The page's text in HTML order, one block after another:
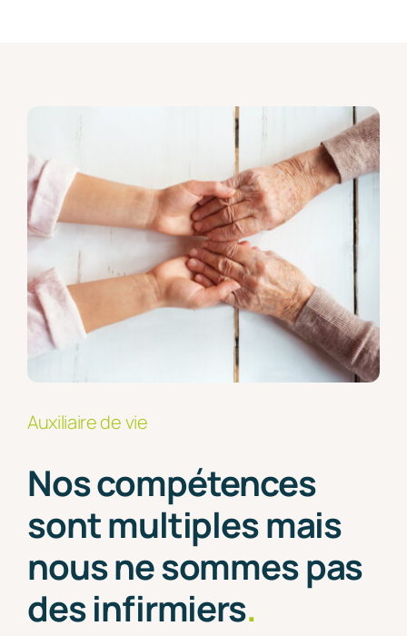
Auxiliaire de vie
Nos compétences
sont multiples mais
nous ne sommes pas
des infirmiers.